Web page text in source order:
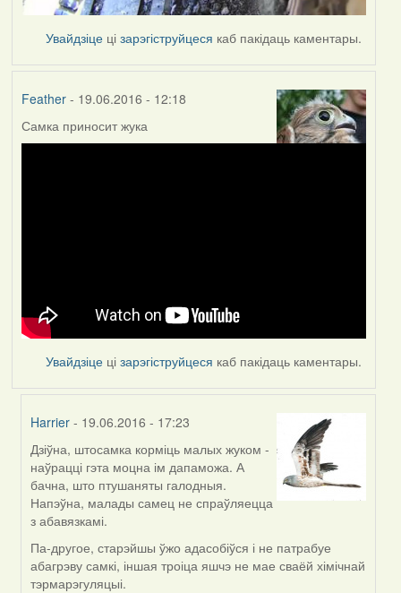
Увайдзіце цізарэгіструйцеся каб пакідаць каментары.
Feather- 19.06.2016 - 12:18
Самка приносит жука
Увайдзіце цізарэгіструйцеся каб пакідаць каментары.
Harrier - 19.06.2016 - 17:23
In
reply
to
by
Feather
Дзіўна, штосамка корміць малых жуком -
наўрацці гэта моцна ім дапаможа. А
бачна, што птушаняты галодныя.
Напэўна, малады самец не спраўляецца
з абавязкамі.
Па-другое, старэйшы ўжо адасобіўся і не патрабуе
абагрэву самкі, іншая троіца яшчэ не мае сваёй хімічнай
тэрмарэгуляцыі.